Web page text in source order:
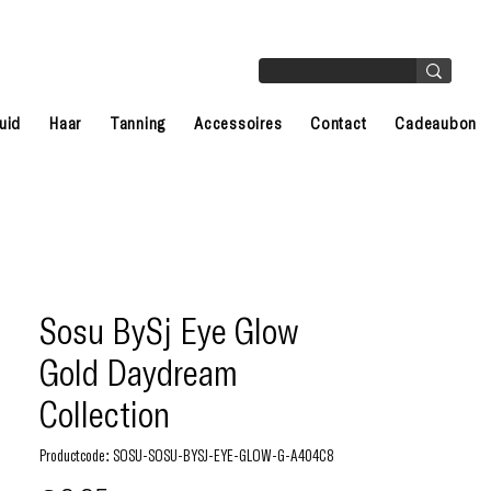
Haar Tanning Accessoires Contact Cadeaubon
Sosu BySj Eye Glow
Gold Daydream
Collection
Productcode: SOSU-SOSU-BYSJ-EYE-GLOW-G-A404C8